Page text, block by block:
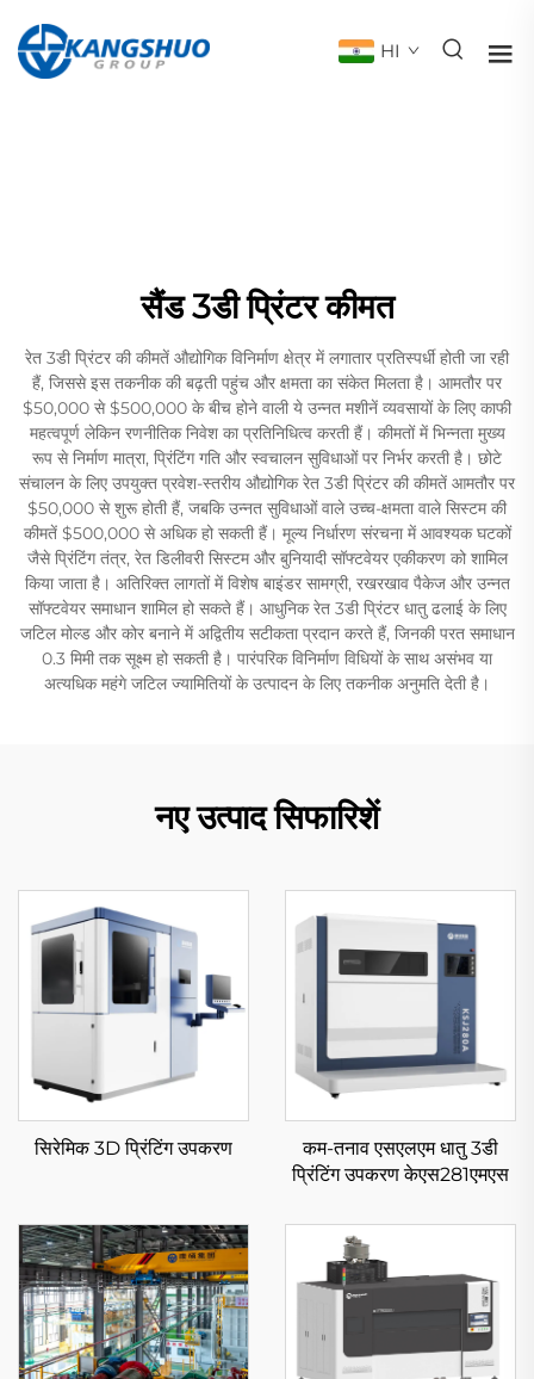
HI
सैंड 3डी प्रिंटर कीमत
रेत 3डी प्रिंटर की कीमतें औद्योगिक विनिर्माण क्षेत्र में लगातार प्रतिस्पर्धी होती जा रही
हैं, जिससे इस तकनीक की बढ़ती पहुंच और क्षमता का संकेत मिलता है। आमतौर पर
$50,000 से $500,000 के बीच होने वाली ये उन्नत मशीनें व्यवसायों के लिए काफी
महत्वपूर्ण लेकिन रणनीतिक निवेश का प्रतिनिधित्व करती हैं। कीमतों में भिन्नता मुख्य
रूप से निर्माण मात्रा, प्रिंटिंग गति और स्वचालन सुविधाओं पर निर्भर करती है। छोटे
संचालन के लिए उपयुक्त प्रवेश-स्तरीय औद्योगिक रेत 3डी प्रिंटर की कीमतें आमतौर पर
$50,000 से शुरू होती हैं, जबकि उन्नत सुविधाओं वाले उच्च-क्षमता वाले सिस्टम की
कीमतें $500,000 से अधिक हो सकती हैं। मूल्य निर्धारण संरचना में आवश्यक घटकों
जैसे प्रिंटिंग तंत्र, रेत डिलीवरी सिस्टम और बुनियादी सॉफ्टवेयर एकीकरण को शामिल
किया जाता है। अतिरिक्त लागतों में विशेष बाइंडर सामग्री, रखरखाव पैकेज और उन्नत
सॉफ्टवेयर समाधान शामिल हो सकते हैं। आधुनिक रेत 3डी प्रिंटर धातु ढलाई के लिए
जटिल मोल्ड और कोर बनाने में अद्वितीय सटीकता प्रदान करते हैं, जिनकी परत समाधान
0.3 मिमी तक सूक्ष्म हो सकती है। पारंपरिक विनिर्माण विधियों के साथ असंभव या
अत्यधिक महंगे जटिल ज्यामितियों के उत्पादन के लिए तकनीक अनुमति देती है।
नए उत्पाद सिफारिशें
सिरेमिक 3D प्रिंटिंग उपकरण
कम-तनाव एसएलएम धातु 3डी
प्रिंटिंग उपकरण केएस281एमएस